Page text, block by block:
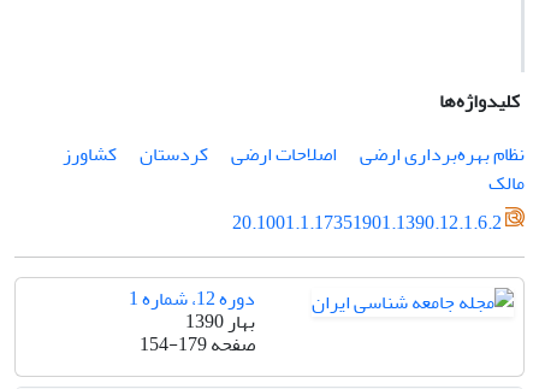
کلیدواژه‌ها
نظام بهره‌بردارى ارضى
اصلاحات ارضى کردستان
کشاورز
مالک
20.1001.1.17351901.1390.12.1.6.2
دوره 12، شماره 1
بهار 1390
صفحه154-179